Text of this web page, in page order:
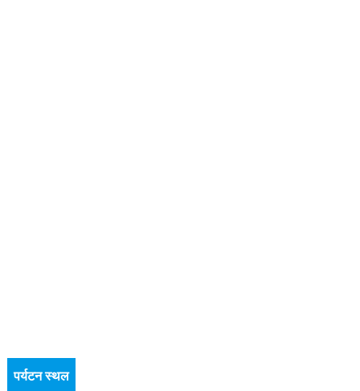
पर्यटन स्थल